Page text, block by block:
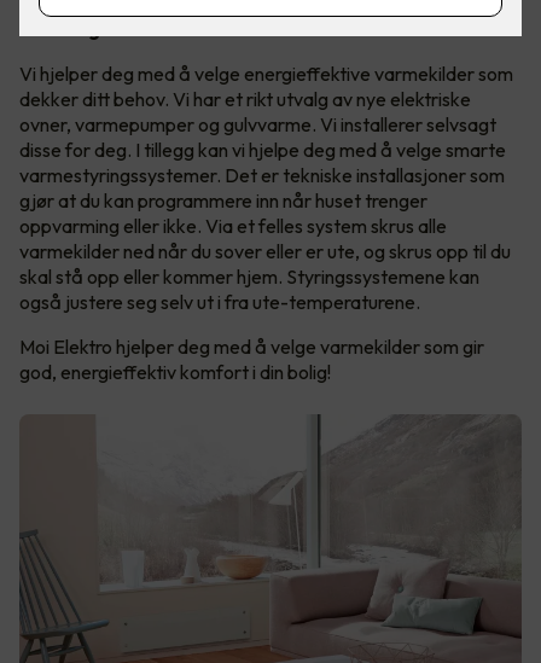
Vi hjelper deg med å velge energieffektive varmekilder som
dekker ditt behov. Vi har et rikt utvalg av nye elektriske
ovner, varmepumper og gulvvarme. Vi installerer selvsagt
disse for deg. I tillegg kan vi hjelpe deg med å velge smarte
varmestyringssystemer. Det er tekniske installasjoner som
gjør at du kan programmere inn når huset trenger
oppvarming eller ikke. Via et felles system skrus alle
varmekilder ned når du sover eller er ute, og skrus opp til du
skal stå opp eller kommer hjem. Styringssystemene kan
også justere seg selv ut i fra ute-temperaturene.
Moi Elektro hjelper deg med å velge varmekilder som gir
god, energieffektiv komfort i din bolig!